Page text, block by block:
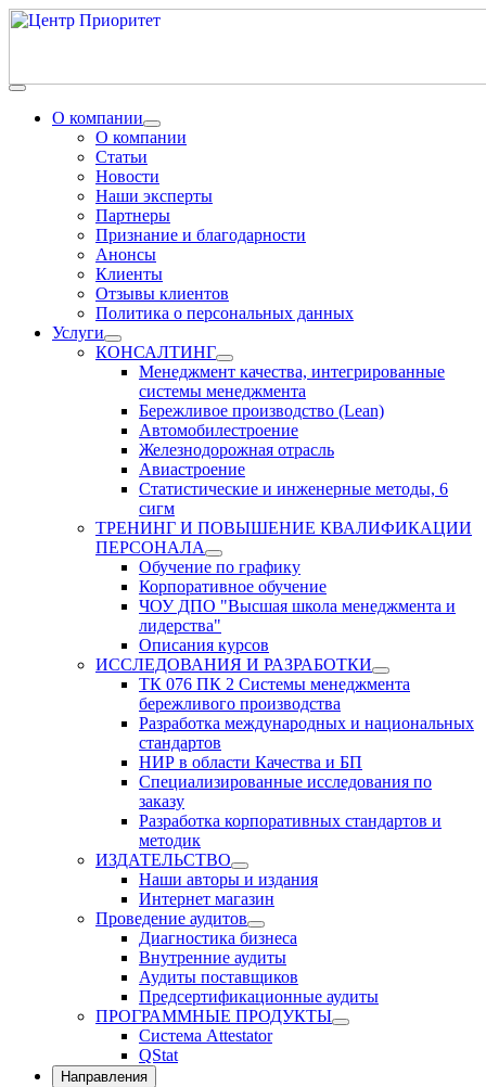
О компании
О компании
Статьи
Новости
Наши эксперты
Партнеры
Признание и благодарности
Анонсы
Клиенты
Отзывы клиентов
Политика о персональных данных
Услуги
КОНСАЛТИНГ
Менеджмент качества, интегрированные
системы менеджмента
Бережливое производство (Lean)
Автомобилестроение
Железнодорожная отрасль
Авиастроение
Статистические и инженерные методы, 6
сигм
ТРЕНИНГ И ПОВЫШЕНИЕ КВАЛИФИКАЦИИ
ПЕРСОНАЛА
Обучение по графику
Корпоративное обучение
ЧОУ ДПО "Высшая школа менеджмента и
лидерства"
Описания курсов
ИССЛЕДОВАНИЯ И РАЗРАБОТКИ
ТК 076 ПК 2 Системы менеджмента
бережливого производства
Разработка международных и национальных
стандартов
НИР в области Качества и БП
Специализированные исследования по
заказу
Разработка корпоративных стандартов и
методик
ИЗДАТЕЛЬСТВО
Наши авторы и издания
Интернет магазин
Проведение аудитов
Диагностика бизнеса
Внутренние аудиты
Аудиты поставщиков
Предсертификационные аудиты
ПРОГРАММНЫЕ ПРОДУКТЫ
Система Attestator
QStat
Направления